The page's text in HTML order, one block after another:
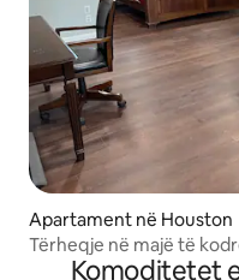
Apartament në Houston
Tërheqje në majë të
Komoditetet